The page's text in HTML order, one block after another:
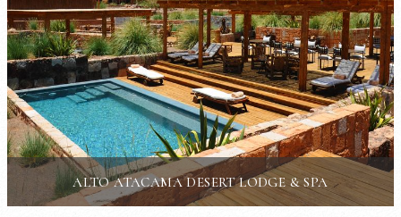
ALTO ATACAMA DESERT LODGE & SPA